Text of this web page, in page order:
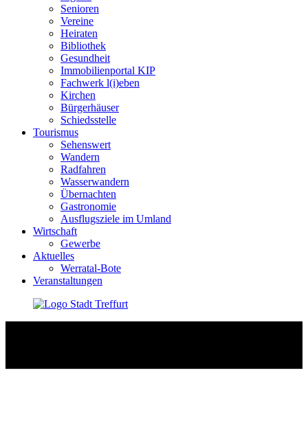
Senioren
Vereine
Heiraten
Bibliothek
Gesundheit
Immobilienportal KIP
Fachwerk l(i)eben
Kirchen
Bürgerhäuser
Schiedsstelle
Tourismus
Sehenswert
Wandern
Radfahren
Wasserwandern
Übernachten
Gastronomie
Ausflugsziele im Umland
Wirtschaft
Gewerbe
Aktuelles
Werratal-Bote
Veranstaltungen